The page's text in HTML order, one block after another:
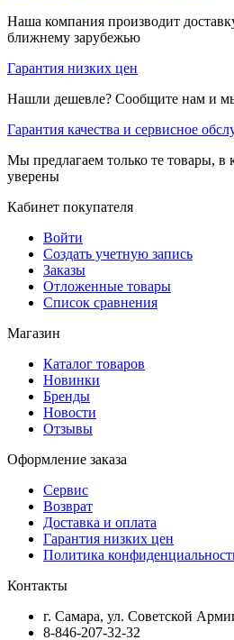
Наша компания производит
ближнему зарубежью
Гарантия низких цен
Нашли дешевле? Сообщите нам и
Гарантия качества и сервисное
Мы предлагаем только те товары, в
уверены
Кабинет покупателя
Войти
Создать учетную запись
Заказы
Отложенные товары
Список сравнения
Магазин
Каталог товаров
Новинки
Бренды
Новости
Отзывы
Оформление заказа
Сервис
Возврат
Доставка и оплата
Гарантия низких цен
Политика
Контакты
г. Самара, ул. Советской
8-846-207-32-32